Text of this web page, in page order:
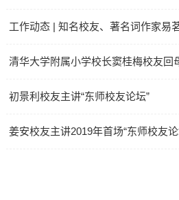
清华大学附属小学校长窦桂梅校友回
初景利校友主讲“东师校友论坛”